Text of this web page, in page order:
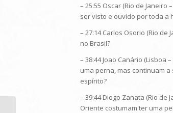
– 25:55 Oscar (Rio de Janeiro
ser visto e ouvido por toda a
– 27:14 Carlos Osorio (Rio de
no Brasil?
– 38:44 Joao Canário
uma perna, mas continuam
espírito?
– 39:44 Diogo Zanata (Rio de
Oriente costumam ter uma